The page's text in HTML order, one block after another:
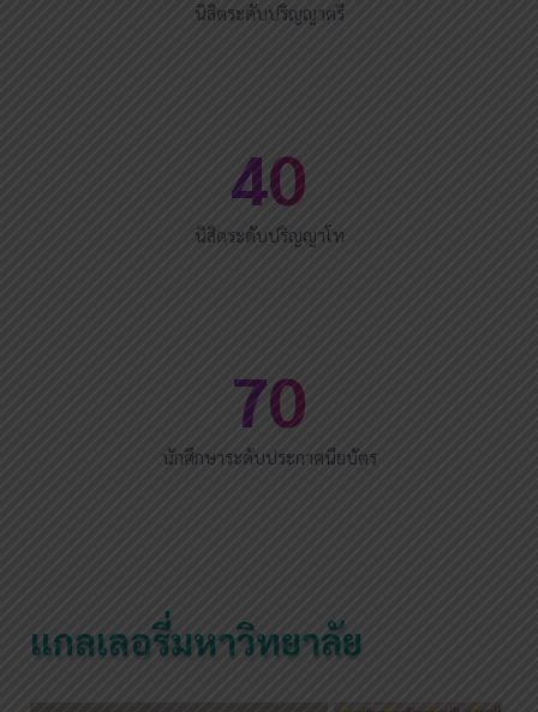
นิสิตระดับปริญญาตรี
40
นิสิตระดับปริญญาโท
70
นักศึกษาระดับประกาศนียบัตร
แกลเลอรี่มหาวิทยาลัย